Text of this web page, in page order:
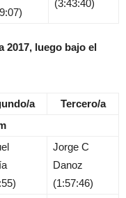
(3:43:40)
2017, luego bajo el
a
Tercero/a
Jorge C
Danoz
(1:57:46)